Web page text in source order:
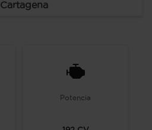
Cartagena
Potencia